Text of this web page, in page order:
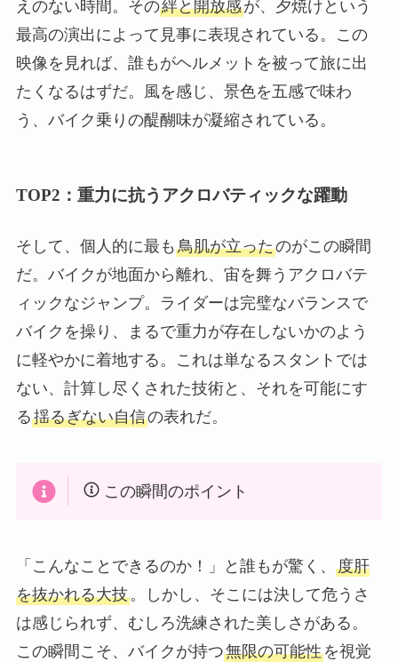
えのない時間。その絆と開放感が、夕焼けという
最高の演出によって見事に表現されている。この
映像を見れば、誰もがヘルメットを被って旅に出
たくなるはずだ。風を感じ、景色を五感で味わ
う、バイク乗りの醍醐味が凝縮されている。
TOP2：重力に抗うアクロバティックな躍動
そして、個人的に最も 鳥肌が立ったのがこの瞬間
だ。バイクが地面から離れ、宙を舞うアクロバテ
ィックなジャンプ。ライダーは完璧なバランスで
バイクを操り、まるで重力が存在しないかのよう
に軽やかに着地する。これは単なるスタントでは
ない、計算し尽くされた技術と、それを可能にす
る揺るぎない自信の表れだ。
この瞬間のポイント
「こんなことできるのか！」と誰もが驚く、 度肝
を抜かれる大技。しかし、そこには決して危うさ
は感じられず、むしろ洗練された美しさがある。
この瞬間こそ、バイクが持つ無限の可能性を視覚